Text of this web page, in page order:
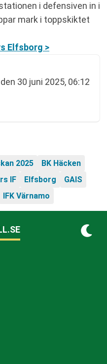
i defensiven in i
mark i toppskiktet
Elfsborg >
30 juni 2025, 06:12
2025
BK Häcken
IF Elfsborg
GAIS
IFK Värnamo